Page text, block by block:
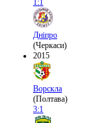
1:1
Дніпро
(Черкаси)
2015
Ворскла
(Полтава)
3:1